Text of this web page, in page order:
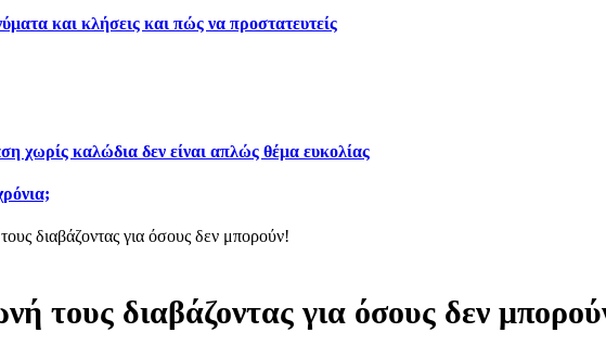
και κλήσεις και πώς να προστατευτείς
χωρίς καλώδια δεν είναι απλώς θέμα ευκολίας
διαβάζοντας για όσους δεν μπορούν!
τους διαβάζοντας για όσους δεν